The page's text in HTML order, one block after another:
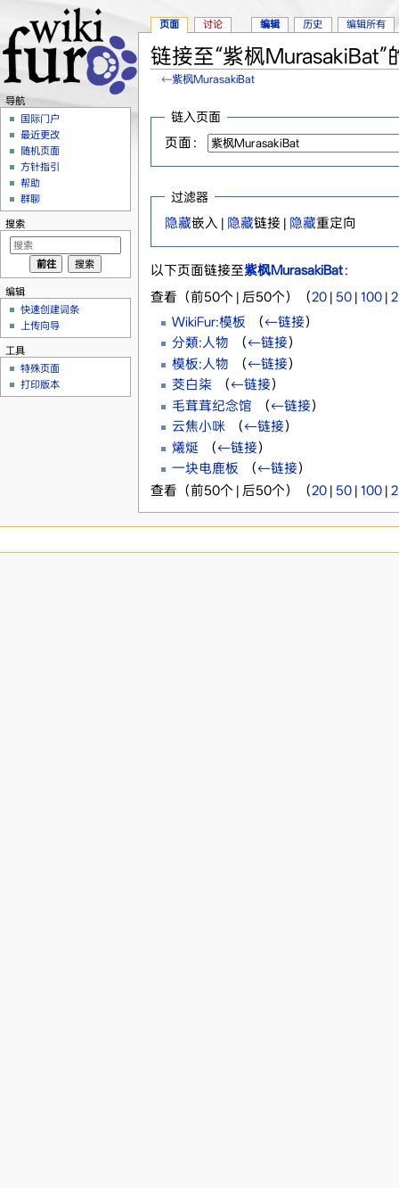
链接至“紫枫MurasakiBat”
←紫枫MurasakiBat
链入页面
页面：
过滤器
隐藏嵌入 | 隐藏链接 | 隐藏重定向
以下页面链接至紫枫MurasakiBat：
查看（前50个 | 后50个）（20| 50| 100|
WikiFur:模板
（←链接）
分類:人物
（←链接）
模板:人物
（←链接）
茭白柒
（←链接）
毛茸茸纪念馆
（←链接）
云焦小咪‎ （←链接）
爔烻
（←链接）
一块电鹿板
（←链接）
查看（前50个 | 后50个）（20| 50| 100|
页面 讨论 编辑 历史 编辑所有
导航
国际门户
最近更改
随机页面
方针指引
帮助
群聊
搜索
编辑
快速创建词条
上传向导
工具
特殊页面
打印版本